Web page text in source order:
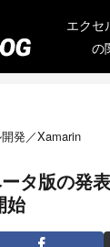
エクセ
の
発／Xamarin
タ版の発
始